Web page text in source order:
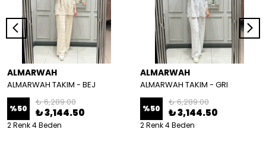
ALMARWAH
ALMARWAH TAKIM - BEJ
%50
₺ 6,289.00
₺ 3,144.50
2 Renk 4 Beden
ALMARWAH
ALMARWAH TAKIM - GRI
%50
₺ 6,289.00
₺ 3,144.50
2 Renk 4 Beden